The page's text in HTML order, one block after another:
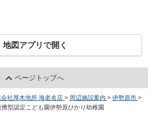
地図アプリで開く
ページトップへ
社厚木地所 海老名店 > 周辺施設案内 > 伊勢原市 >
携型認定こども園伊勢原ひかり幼稚園